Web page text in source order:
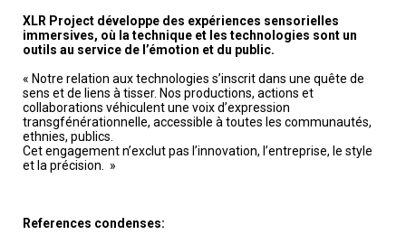
XLR Project développe des expériences sensorielles
immersives, où la technique et les technologies sont un
outils au service de l’émotion et du public.
« Notre relation aux technologies s’inscrit dans une quête de
sens et de liens à tisser. Nos productions, actions et
collaborations véhiculent une voix d’expression
transgfénérationnelle, accessible à toutes les communautés,
ethnies, publics.
Cet engagement n’exclut pas l’innovation, l’entreprise, le style
et la précision. »
References condenses: